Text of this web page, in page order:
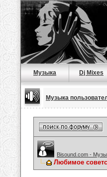
Музыка Dj Mixes
Музыка
Bisound.com -
Любимое